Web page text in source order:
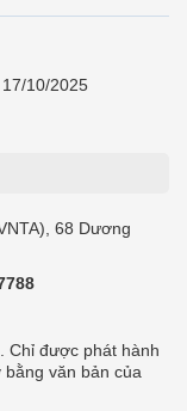
10/2025
68 Dương
Chỉ được phát hành
văn bản của